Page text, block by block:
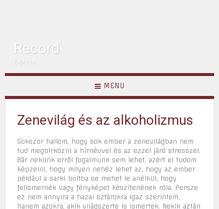
Record
Express
MENU
Zenevilág és az alkoholizmus
Sokszor hallom, hogy sok ember a zenevilágban nem
tud megbirkózni a hírnévvel és az ezzel járó stresszel.
Bár nekünk erről fogalmunk sem lehet, azért el tudom
képzelni, hogy milyen nehéz lehet az, hogy az ember
például a sarki boltba se mehet le anélkül, hogy
felismernék vagy fényképet készítenének róla. Persze
ez nem annyira a hazai sztárokra igaz szerintem,
hanem azokra, akik világszerte is ismertek. Nekik aztán